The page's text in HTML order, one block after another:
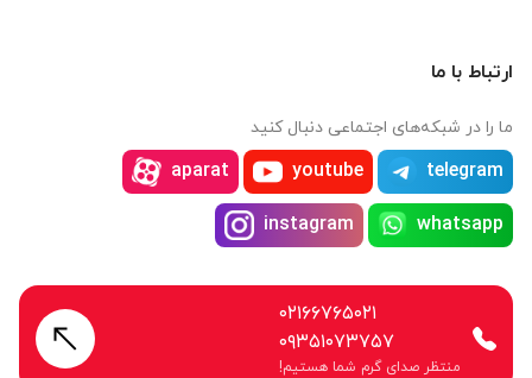
ارتباط با ما
ما را در شبکه‌های اجتماعی دنبال کنید
telegram
youtube
aparat
whatsapp
instagram
۰۲۱۶۶۷۶۵۰۲۱
۰۹۳۵۱۰۷۳۷۵۷
منتظر صدای گرم شما هستیم!